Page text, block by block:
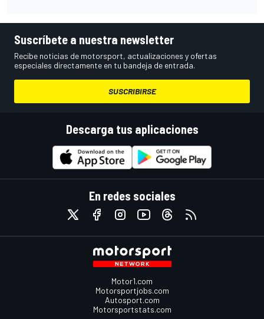
Suscríbete a nuestra newsletter
Recibe noticias de motorsport, actualizaciones y ofertas
especiales directamente en tu bandeja de entrada.
SUSCRIBIRSE
Descarga tus aplicaciones
En redes sociales
Motor1.com
Motorsportjobs.com
Autosport.com
Motorsportstats.com